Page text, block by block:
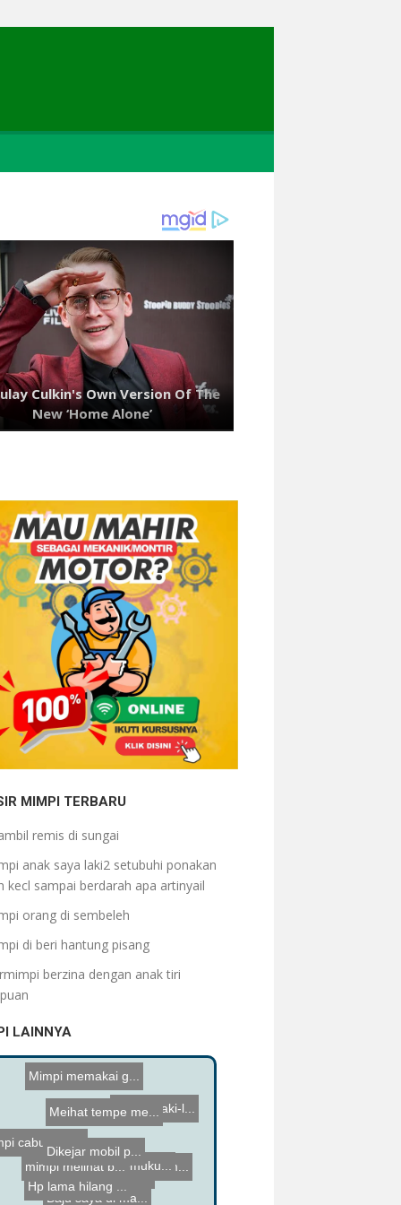
MIMPI TERBARU
remis di sungai
anak saya laki2 setubuhi ponakan
kecl sampai berdarah apa artinyail
orang di sembeleh
di beri hantung pisang
berzina dengan anak tiri
LAINNYA
di kejar laki-l...
darah haid
Membeli cat tem...
Mimpi memakai g...
Hp lama hilang ...
Meihat tempe me...
Bermimpi memuku...
sy mengeluar ka...